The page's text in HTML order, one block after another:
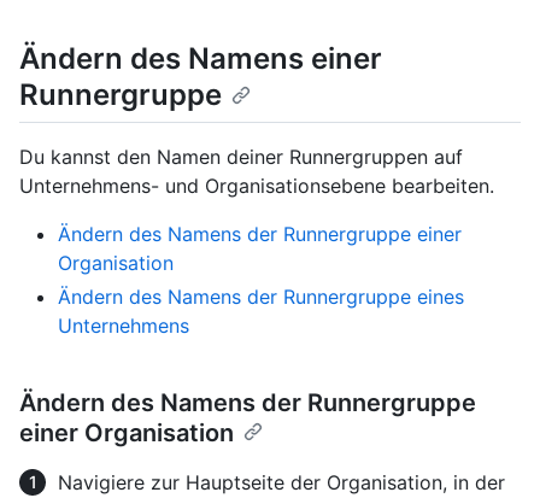
Ändern des Namens einer
Runnergruppe
Du kannst den Namen deiner Runnergruppen auf
Unternehmens- und Organisationsebene bearbeiten.
Ändern des Namens der Runnergruppe einer
Organisation
Ändern des Namens der Runnergruppe eines
Unternehmens
Ändern des Namens der Runnergruppe
einer Organisation
Navigiere zur Hauptseite der Organisation, in der